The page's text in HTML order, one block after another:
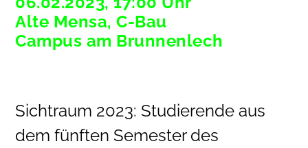
Alte Mensa, C-Bau
Campus am Brunnenlech
Sichtraum 2023: Studierende aus
dem fünften Semester des